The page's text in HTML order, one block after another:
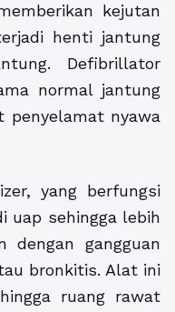
kejutan
henti jantung
Defibrillator
normal jantung
penyelamat nyawa
yang berfungsi
uap sehingga lebih
dengan gangguan
bronkitis. Alat ini
ruang rawat